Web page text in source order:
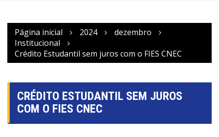
Página inicial 2024
dezembro
Institucional
Crédito Estudantil sem juros com o FIES CNEC
CRÉDITO ESTUDANTIL SEM JUROS
COM O FIES CNEC